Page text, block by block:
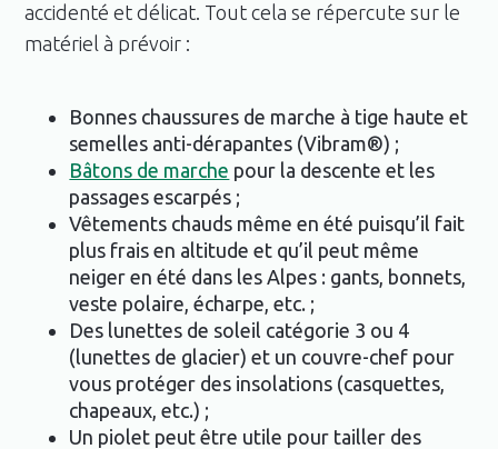
accidenté et délicat. Tout cela se répercute sur le
matériel à prévoir :
Bonnes chaussures de marche à tige haute et
semelles anti-dérapantes (Vibram®) ;
Bâtons de marche pour la descente et les
passages escarpés ;
Vêtements chauds même en été puisqu’il fait
plus frais en altitude et qu’il peut même
neiger en été dans les Alpes : gants, bonnets,
veste polaire, écharpe, etc. ;
Des lunettes de soleil catégorie 3 ou 4
(lunettes de glacier) et un couvre-chef pour
vous protéger des insolations (casquettes,
chapeaux, etc.) ;
Un piolet peut être utile pour tailler des